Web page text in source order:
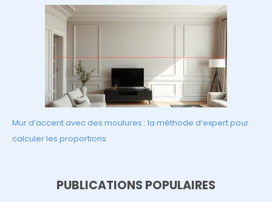
Mur d’accent avec des moulures : la méthode d’expert pour
calculer les proportions
PUBLICATIONS POPULAIRES